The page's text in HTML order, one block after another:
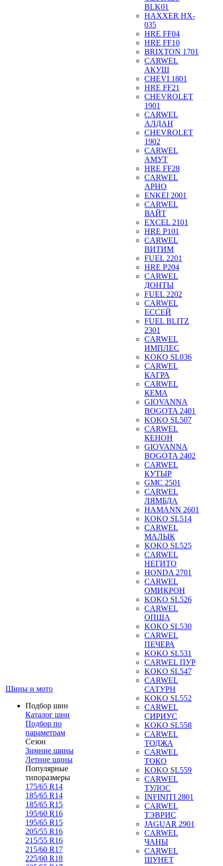
Шины и мото
Подбор шин
Каталог шин
Подбор по
параметрам
Сезон
Зимние шины
Летние шины
Популярные
типоразмеры
175/65 R14
185/65 R14
185/65 R15
195/60 R16
195/65 R15
205/55 R16
215/55 R16
215/60 R17
225/60 R18
BLK01
HAXXER HX-
035
HRE FF04
HRE FF10
BRIXTON 1701
CARWEL
АКУШ
CHEVI 1801
HRE FF21
CHEVROLET
1901
CARWEL
АЛДАН
CHEVROLET
1902
CARWEL
АМУТ
HRE FF28
CARWEL
АРНО
ENKEI 2001
CARWEL
ВАЙТ
EXCEL 2101
HRE P101
CARWEL
ВИТИМ
FUEL 2201
HRE P204
CARWEL
ДОНТЫ
FUEL 2202
CARWEL
ЕССЕЙ
FUEL BLITZ
2301
CARWEL
ИМПЛЕС
KOKO SL036
CARWEL
КАГРА
CARWEL
КЕМА
GIOVANNA
BOGOTA 2401
KOKO SL507
CARWEL
КЕНОН
GIOVANNA
BOGOTA 2402
CARWEL
КУТЫР
GMC 2501
CARWEL
ЛЯМБДА
HAMANN 2601
KOKO SL514
CARWEL
МАЛЫК
KOKO SL525
CARWEL
НЕГИТО
HONDA 2701
CARWEL
ОМИКРОН
KOKO SL526
CARWEL
ОПША
KOKO SL530
CARWEL
ПЕЧЕРА
KOKO SL531
CARWEL ПУР
KOKO SL547
CARWEL
САТУРН
KOKO SL552
CARWEL
СИРИУС
KOKO SL558
CARWEL
ТОДЖА
CARWEL
ТОКО
KOKO SL559
CARWEL
ТУЛОС
INFINITI 2801
CARWEL
ТЭВРИС
JAGUAR 2901
CARWEL
ЧАНЫ
CARWEL
ШУНЕТ